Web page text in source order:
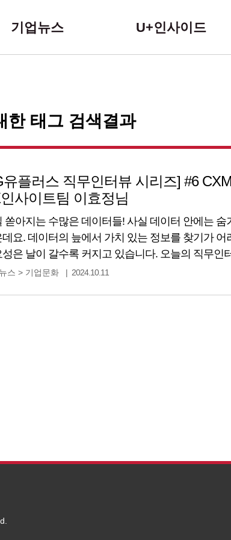
기업뉴스 U+인사이드
한 태그 검색결과
유플러스 직무인터뷰 시리즈] #6
사이트팀 이효정님
쏟아지는 수많은 데이터들! 사실 데이터 안에는 숨
데요. 데이터의 늪에서 가치 있는 정보를 찾기가 어
성은 날이 갈수록 커지고 있습니다. 오늘의 직무인
스, 플랫폼 등 다양한 데이터를 분석하여 비즈니스
스 > 기업문화 2024.10.11